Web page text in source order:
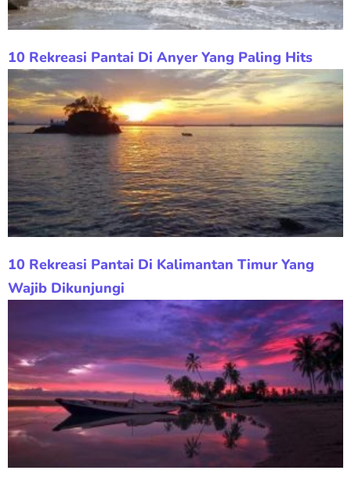
10 Rekreasi Pantai Di Anyer Yang Paling Hits
10 Rekreasi Pantai Di Kalimantan Timur Yang
Wajib Dikunjungi